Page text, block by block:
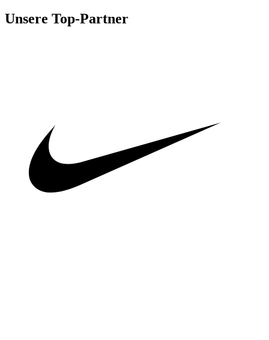
Unsere Top-Partner